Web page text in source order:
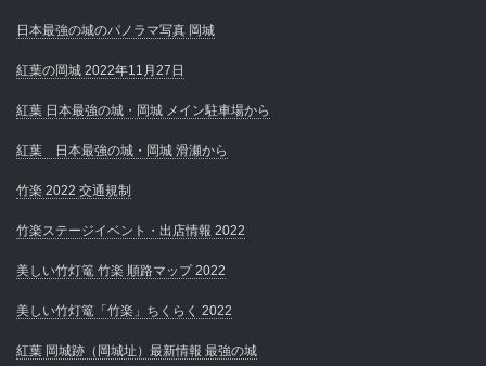
日本最強の城のパノラマ写真 岡城
紅葉の岡城 2022年11月27日
紅葉 日本最強の城・岡城 メイン駐車場から
紅葉 日本最強の城・岡城 滑瀬から
竹楽 2022 交通規制
竹楽ステージイベント・出店情報 2022
美しい竹灯篭 竹楽 順路マップ 2022
美しい竹灯篭「竹楽」ちくらく 2022
紅葉 岡城跡（岡城址）最新情報 最強の城